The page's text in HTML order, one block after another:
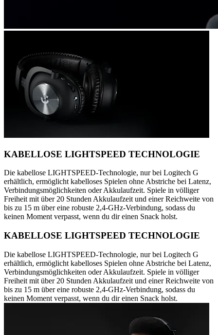
KABELLOSE LIGHTSPEED TECHNOLOGIE
Die kabellose LIGHTSPEED-Technologie, nur bei Logitech G
erhältlich, ermöglicht kabelloses Spielen ohne Abstriche bei Latenz,
Verbindungsmöglichkeiten oder Akkulaufzeit. Spiele in völliger
Freiheit mit über 20 Stunden Akkulaufzeit und einer Reichweite von
bis zu 15 m über eine robuste 2,4-GHz-Verbindung, sodass du
keinen Moment verpasst, wenn du dir einen Snack holst.
KABELLOSE LIGHTSPEED TECHNOLOGIE
Die kabellose LIGHTSPEED-Technologie, nur bei Logitech G
erhältlich, ermöglicht kabelloses Spielen ohne Abstriche bei Latenz,
Verbindungsmöglichkeiten oder Akkulaufzeit. Spiele in völliger
Freiheit mit über 20 Stunden Akkulaufzeit und einer Reichweite von
bis zu 15 m über eine robuste 2,4-GHz-Verbindung, sodass du
keinen Moment verpasst, wenn du dir einen Snack holst.